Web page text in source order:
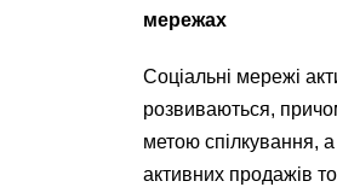
мережах
Соціальні мережі
розвиваються,
метою спілкування,
активних продажів